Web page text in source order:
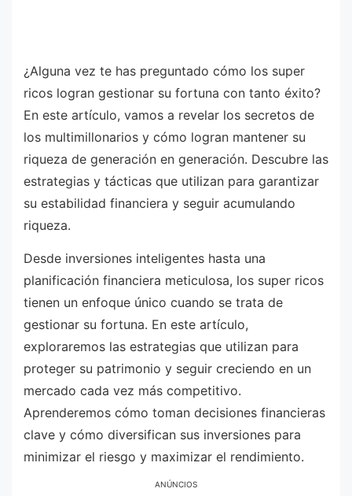
¿Alguna vez te has preguntado cómo los super
ricos logran gestionar su fortuna con tanto éxito?
En este artículo, vamos a revelar los secretos de
los multimillonarios y cómo logran mantener su
riqueza de generación en generación. Descubre las
estrategias y tácticas que utilizan para garantizar
su estabilidad financiera y seguir acumulando
riqueza.
Desde inversiones inteligentes hasta una
planificación financiera meticulosa, los super ricos
tienen un enfoque único cuando se trata de
gestionar su fortuna. En este artículo,
exploraremos las estrategias que utilizan para
proteger su patrimonio y seguir creciendo en un
mercado cada vez más competitivo.
Aprenderemos cómo toman decisiones financieras
clave y cómo diversifican sus inversiones para
minimizar el riesgo y maximizar el rendimiento.
ANÚNCIOS